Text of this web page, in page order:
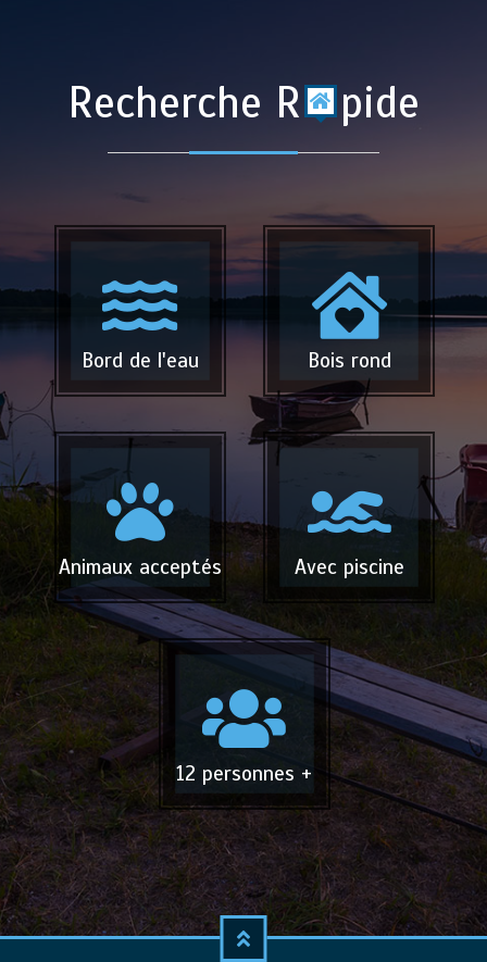
Recherche R pide
Bord de l'eau Bois rond
Animaux acceptés Avec piscine
12 personnes +